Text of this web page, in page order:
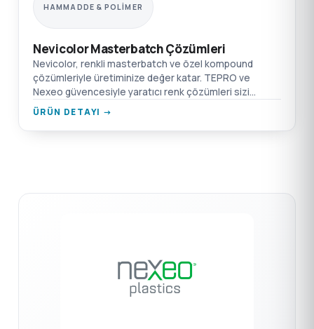
HAMMADDE & POLIMER
Nevicolor Masterbatch Çözümleri
Nevicolor, renkli masterbatch ve özel kompound
çözümleriyle üretiminize değer katar. TEPRO ve
Nexeo güvencesiyle yaratıcı renk çözümleri sizi
bekliyor.
ÜRÜN DETAYI →